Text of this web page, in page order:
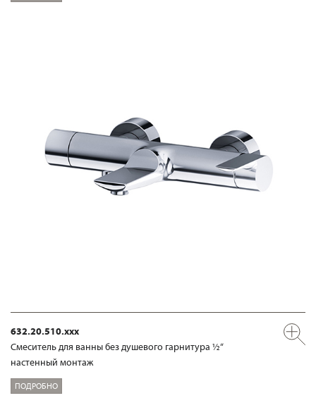
632.20.510.xxx
Смеситель для ванны без душевого гарнитура ½“
настенный монтаж
ПОДРОБНО